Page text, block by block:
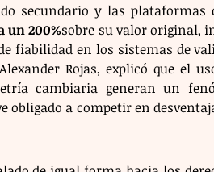
secundario y las plataformas
un 200%sobre su valor original,
fiabilidad en los sistemas de
Rojas, explicó que el
cambiaria generan un
obligado a competir en